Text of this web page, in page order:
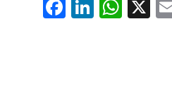
ce nk ha